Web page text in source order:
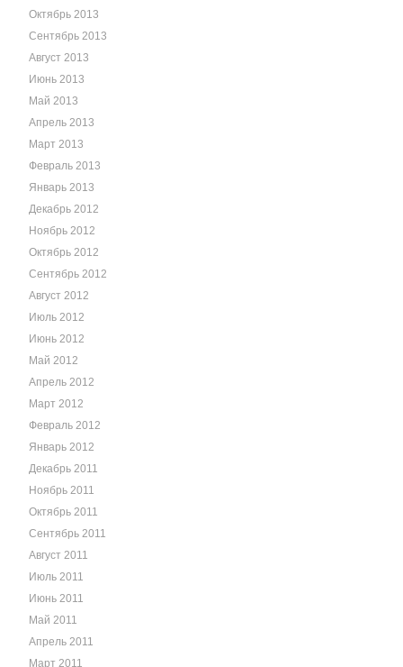
Октябрь 2013
Сентябрь 2013
Август 2013
Июнь 2013
Май 2013
Апрель 2013
Март 2013
Февраль 2013
Январь 2013
Декабрь 2012
Ноябрь 2012
Октябрь 2012
Сентябрь 2012
Август 2012
Июль 2012
Июнь 2012
Май 2012
Апрель 2012
Март 2012
Февраль 2012
Январь 2012
Декабрь 2011
Ноябрь 2011
Октябрь 2011
Сентябрь 2011
Август 2011
Июль 2011
Июнь 2011
Май 2011
Апрель 2011
Март 2011